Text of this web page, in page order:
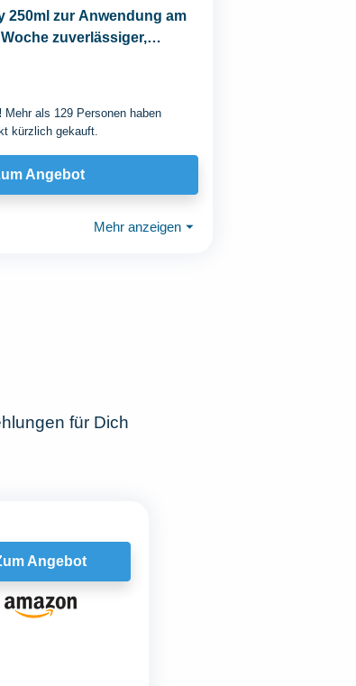
250ml zur Anwendung am
zuverlässiger,
Mehr als 129 Personen haben
kürzlich gekauft.
Angebot
Mehr anzeigen ⏷
für Dich
Angebot